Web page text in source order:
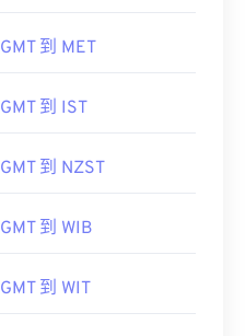
GMT 到 MET
GMT 到 IST
GMT 到 NZST
GMT 到 WIB
GMT 到 WIT